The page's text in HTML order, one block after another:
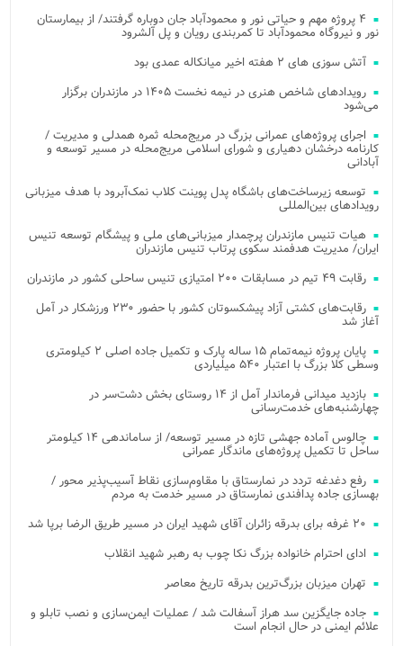
۴ پروژه مهم و حیاتی نور و محمودآباد جان دوباره گرفتند/ از بیمارستان
نور و نیروگاه محمودآباد تا کمربندی رویان و پل آلشرود
آتش‌ سوزی‌ های ۲ هفته اخیر میانکاله عمدی بود
رویدادهای شاخص هنری در نیمه نخست ۱۴۰۵ در مازندران برگزار
می‌شود
اجرای پروژه‌های عمرانی بزرگ در مریج‌محله ثمره همدلی و مدیریت /
کارنامه درخشان دهیاری و شورای اسلامی مریج‌محله در مسیر توسعه و
آبادانی
توسعه زیرساخت‌های باشگاه پدل پوینت کلاب نمک‌آبرود با هدف میزبانی
رویدادهای بین‌المللی
هیات تنیس مازندران پرچمدار میزبانی‌های ملی و پیشگام توسعه تنیس
ایران/ مدیریت هدفمند سکوی پرتاب تنیس مازندران
رقابت ۴۹ تیم در مسابقات ۲۰۰ امتیازی تنیس ساحلی کشور در مازندران
رقابت‌های کشتی آزاد پیشکسوتان کشور با حضور ۲۳۰ ورزشکار در آمل
آغاز شد
پایان پروژه نیمه‌تمام ۱۵ ساله پارک و تکمیل جاده اصلی ۲ کیلومتری
وسطی کلا بزرگ با اعتبار ۵۴۰ میلیاردی
بازدید میدانی فرماندار آمل از ۱۴ روستای بخش دشت‌سر در
چهارشنبه‌های خدمت‌رسانی
چالوس آماده جهشی تازه در مسیر توسعه/ از ساماندهی ۱۴ کیلومتر
ساحل تا تکمیل پروژه‌های ماندگار عمرانی
رفع دغدغه تردد در نمارستاق با مقاوم‌سازی نقاط آسیب‌پذیر محور /
بهسازی جاده پدافندی نمارستاق در مسیر خدمت به مردم
۲۰ غرفه برای بدرقه زائران آقای شهید ایران در مسیر طریق الرضا برپا شد
ادای احترام خانواده بزرگ نکا چوب به رهبر شهید انقلاب
تهران میزبان بزرگ‌ترین بدرقه تاریخ معاصر
جاده جایگزین سد هراز آسفالت شد / عملیات ایمن‌سازی و نصب تابلو و
علائم ایمنی در حال انجام است